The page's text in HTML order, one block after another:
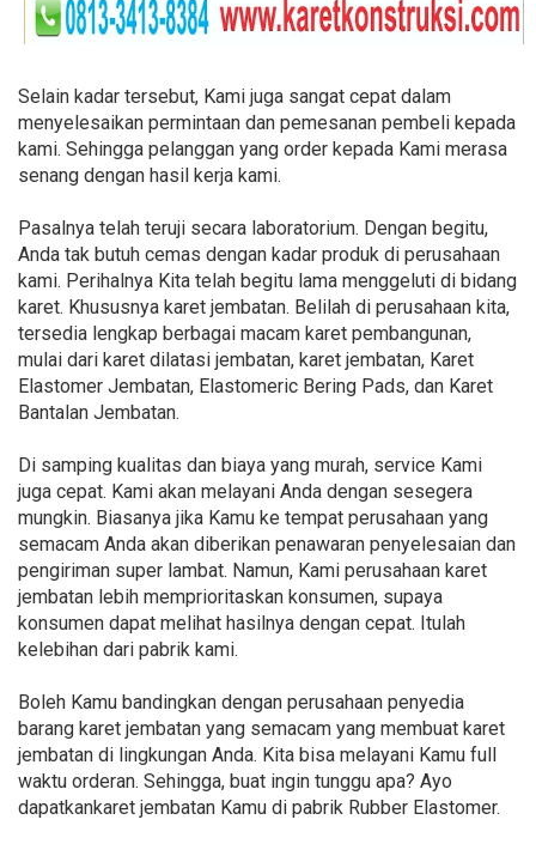
Selain kadar tersebut, Kami juga sangat cepat dalam
menyelesaikan permintaan dan pemesanan pembeli kepada
kami. Sehingga pelanggan yang order kepada Kami merasa
senang dengan hasil kerja kami.
Pasalnya telah teruji secara laboratorium. Dengan begitu,
Anda tak butuh cemas dengan kadar produk di perusahaan
kami. Perihalnya Kita telah begitu lama menggeluti di bidang
karet. Khususnya karet jembatan. Belilah di perusahaan kita,
tersedia lengkap berbagai macam karet pembangunan,
mulai dari karet dilatasi jembatan, karet jembatan, Karet
Elastomer Jembatan, Elastomeric Bering Pads, dan Karet
Bantalan Jembatan.
Di samping kualitas dan biaya yang murah, service Kami
juga cepat. Kami akan melayani Anda dengan sesegera
mungkin. Biasanya jika Kamu ke tempat perusahaan yang
semacam Anda akan diberikan penawaran penyelesaian dan
pengiriman super lambat. Namun, Kami perusahaan karet
jembatan lebih memprioritaskan konsumen, supaya
konsumen dapat melihat hasilnya dengan cepat. Itulah
kelebihan dari pabrik kami.
Boleh Kamu bandingkan dengan perusahaan penyedia
barang karet jembatan yang semacam yang membuat karet
jembatan di lingkungan Anda. Kita bisa melayani Kamu full
waktu orderan. Sehingga, buat ingin tunggu apa? Ayo
dapatkankaret jembatan Kamu di pabrik Rubber Elastomer.